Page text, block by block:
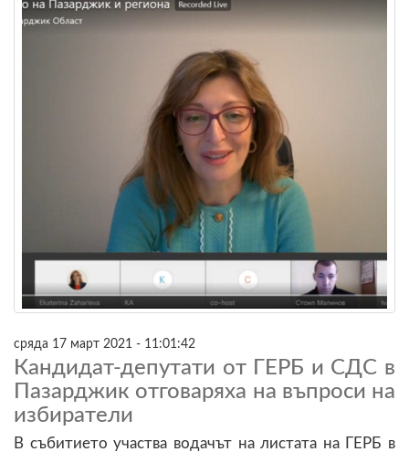
сряда 17 март 2021 - 11:01:42
Кандидат-депутати от ГЕРБ и СДС в
Пазарджик отговаряха на въпроси на
избиратели
В събитието участва водачът на листата на ГЕРБ в